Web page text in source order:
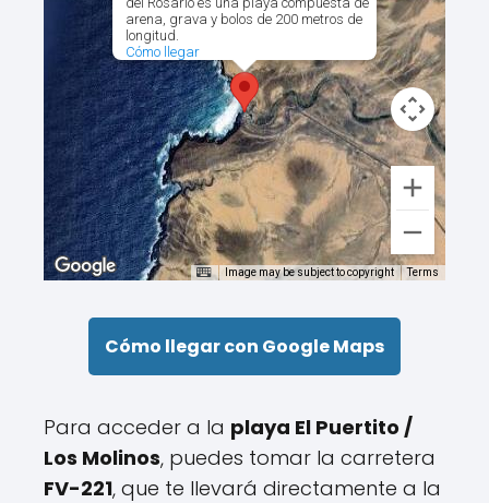
arena, grava y bolos de 200 metros de
longitud.
Cómo llegar
Image may be subject to copyright Terms
Cómo llegar con Google Maps
Para acceder a la playa El Puertito /
Los Molinos, puedes tomar la carretera
FV-221, que te llevará directamente a la